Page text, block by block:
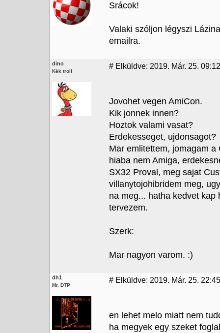
Srácok!
Valaki szóljon légyszi
emailra.
dino
Kék troll
# Elküldve: 2019. Már. 25.
Jovohet vegen AmiCon.
Kik jonnek innen?
Hoztok valami vasat?
Erdekesseget, ujdonsagot?
Mar emlitettem, jomagam
hiaba nem Amiga,
SX32 Proval, meg sajat
villanytojohibridem meg,
na meg... hatha kedvet
tervezem.
Szerk:
Mar nagyon varom. :)
dh1
Mr. DTP
# Elküldve: 2019. Már. 25. 22:45
en lehet melo miatt nem
ha megyek egy szeket